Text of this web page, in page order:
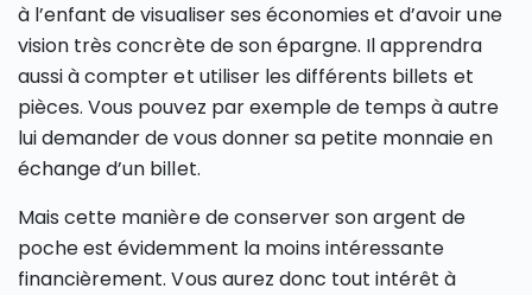
à l’enfant de visualiser ses économies et d’avoir une
vision très concrète de son épargne. Il apprendra
aussi à compter et utiliser les différents billets et
pièces. Vous pouvez par exemple de temps à autre
lui demander de vous donner sa petite monnaie en
échange d’un billet.
Mais cette manière de conserver son argent de
poche est évidemment la moins intéressante
financièrement. Vous aurez donc tout intérêt à